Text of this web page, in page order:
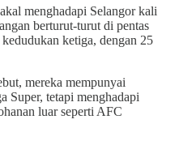
menghadapi Selangor kali
berturut-turut di pentas
ketiga, dengan 25
mereka mempunyai
Super, tetapi menghadapi
luar seperti AFC